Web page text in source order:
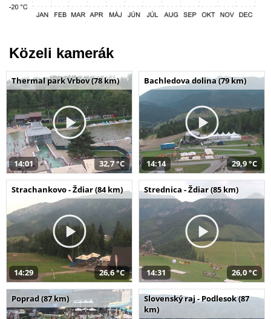
Közeli kamerák
Thermal park Vrbov (78 km)
14:01 32,7 °C
Bachledova dolina (79 km)
14:14 29,9 °C
Strachankovo - Ždiar (84 km)
14:29 26,6 °C
Strednica - Ždiar (85 km)
14:31 26,0 °C
Poprad (87 km)
Slovenský raj - Podlesok (87
km)